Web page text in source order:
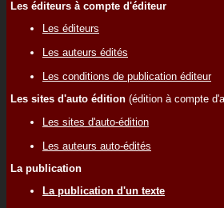
Les éditeurs à compte d'éditeur
Les éditeurs
Les auteurs édités
Les conditions de publication éditeur
Les sites d'auto édition (édition à compte
Les sites d'auto-édition
Les auteurs auto-édités
La publication
La publication d'un texte